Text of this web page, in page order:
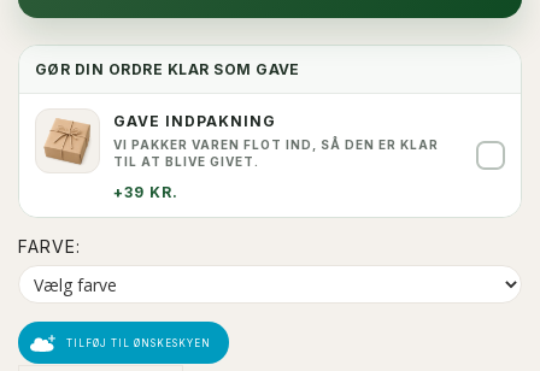
GØR DIN ORDRE KLAR SOM GAVE
GAVE INDPAKNING
VI PAKKER VAREN FLOT IND, SÅ DEN ER KLAR
TIL AT BLIVE GIVET.
+39 KR.
FARVE:
TILFØJ TIL ØNSKESKYEN